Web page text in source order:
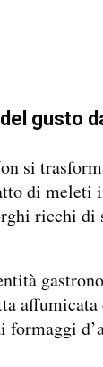
gusto
si
di meleti
ricchi di
affumicata